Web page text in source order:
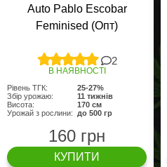
Auto Pablo Escobar
Feminised (Опт)
2
В НАЯВНОСТІ
Рівень ТГК:
25-27%
Збір урожаю:
11 тижнів
Висота:
170 см
Урожай з рослини:
до 500 гр
160 грн
КУПИТИ